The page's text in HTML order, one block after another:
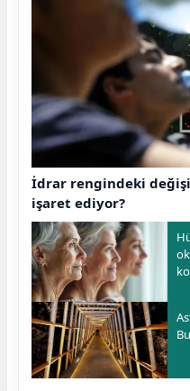
İdrar rengindeki
işaret ediyor?